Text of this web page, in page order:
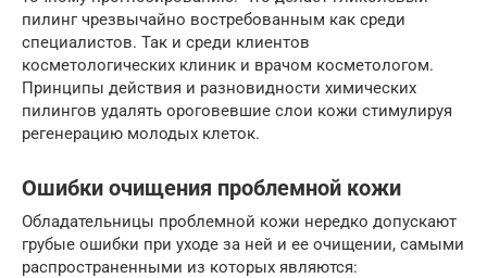
пилинг чрезвычайно востребованным как среди
специалистов. Так и среди клиентов
косметологических клиник и врачом косметологом.
Принципы действия и разновидности химических
пилингов удалять ороговевшие слои кожи стимулируя
регенерацию молодых клеток.
Ошибки очищения проблемной кожи
Обладательницы проблемной кожи нередко допускают
грубые ошибки при уходе за ней и ее очищении, самыми
распространенными из которых являются: